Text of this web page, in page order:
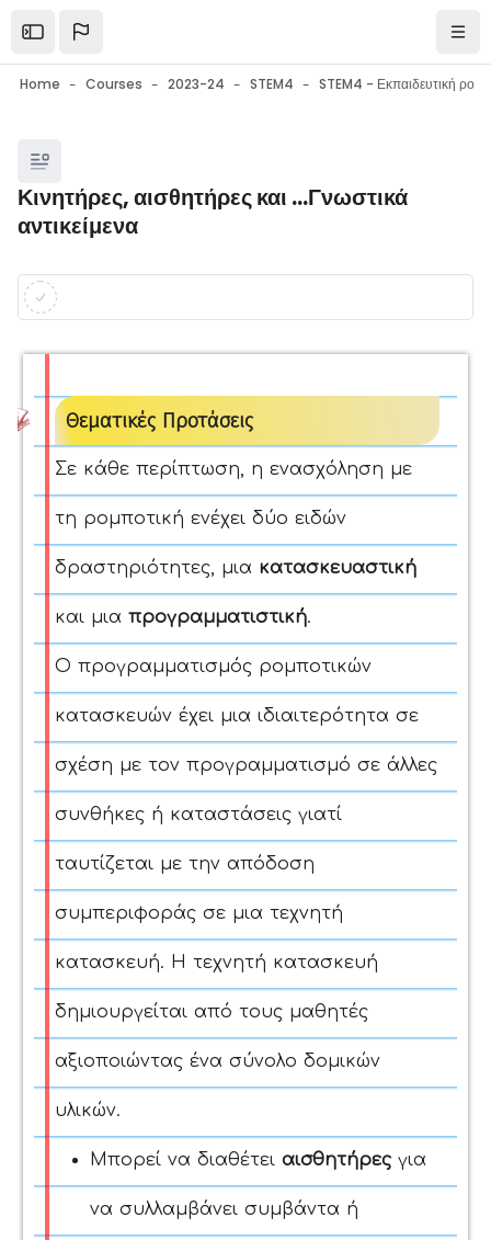
Open the sidebar
Home Courses 2023-24 STEM4
Blocks
Κινητήρες, αισθητήρες και ...Γνωστικά
αντικείμενα
Blocks
Completion requirements
Θεματικές Προτάσεις
Σε κάθε περίπτωση, η ενασχόληση με
τη ρομποτική ενέχει δύο ειδών
δραστηριότητες, μια κατασκευαστική
και μια προγραμματιστική.
Ο προγραμματισμός ρομποτικών
κατασκευών έχει μια ιδιαιτερότητα σε
σχέση με τον προγραμματισμό σε άλλες
συνθήκες ή καταστάσεις γιατί
ταυτίζεται με την απόδοση
συμπεριφοράς σε μια τεχνητή
κατασκευή. Η τεχνητή κατασκευή
δημιουργείται από τους μαθητές
αξιοποιώντας ένα σύνολο δομικών
υλικών.
Μπορεί να διαθέτει αισθητήρες για
να συλλαμβάνει συμβάντα ή